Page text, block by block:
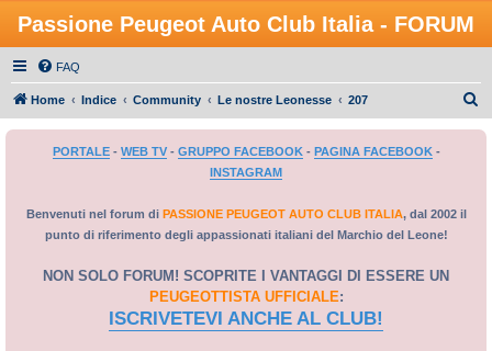
Passione Peugeot Auto Club Italia - FORUM
FAQ
Home Indice Community Le nostre Leonesse 207
PORTALE- WEB TV- GRUPPO FACEBOOK- PAGINA FACEBOOK-
INSTAGRAM
Benvenuti nel forum di PASSIONE PEUGEOT AUTO CLUB ITALIA, dal 2002 il
punto di riferimento degli appassionati italiani del Marchio del Leone!
NON SOLO FORUM! SCOPRITE I VANTAGGI DI ESSERE UN
PEUGEOTTISTA UFFICIALE:
ISCRIVETEVI ANCHE AL CLUB!